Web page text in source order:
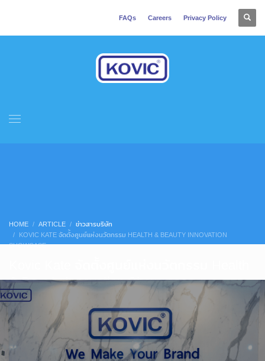
FAQs Careers Privacy Policy
HOME ARTICLE
ข่าวสารบริษัท
KOVIC KATE จัดตั้งศูนย์แห่งนวัตกรรม HEALTH & BEAUTY INNOVATION
SHOWCASE
& Beauty Innovation Showcase